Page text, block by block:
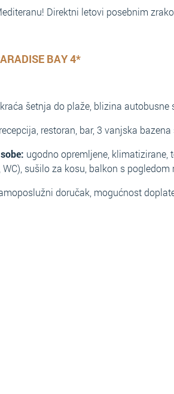
Direktni letovi posebnim
BAY 4*
kraća šetnja do plaže, blizina
recepcija, restoran, bar, 3 vanjska
ugodno opremljene, klimatizirane,
sušilo za kosu, balkon s pogledom
doručak, mogućnost